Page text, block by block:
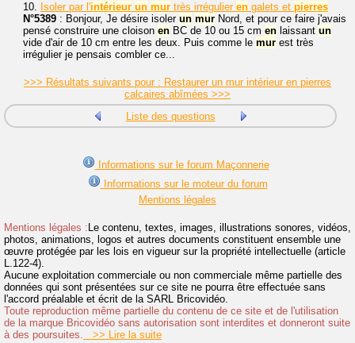
10. Isoler par l'intérieur un mur très irrégulier en galets et pierres
N°5389 : Bonjour, Je désire isoler un mur Nord, et pour ce faire j'avais
pensé construire une cloison en BC de 10 ou 15 cm en laissant un
vide d'air de 10 cm entre les deux. Puis comme le mur est très
irrégulier je pensais combler ce...
>>> Résultats suivants pour : Restaurer un mur intérieur en pierres
calcaires abîmées >>>
Liste des questions
Informations sur le forum Maçonnerie
Informations sur le moteur du forum
Mentions légales
Mentions légales : Le contenu, textes, images, illustrations sonores, vidéos,
photos, animations, logos et autres documents constituent ensemble une
œuvre protégée par les lois en vigueur sur la propriété intellectuelle (article
L.122-4).
Aucune exploitation commerciale ou non commerciale même partielle des
données qui sont présentées sur ce site ne pourra être effectuée sans
l'accord préalable et écrit de la SARL Bricovidéo.
Toute reproduction même partielle du contenu de ce site et de l'utilisation
de la marque Bricovidéo sans autorisation sont interdites et donneront suite
à des poursuites. >> Lire la suite